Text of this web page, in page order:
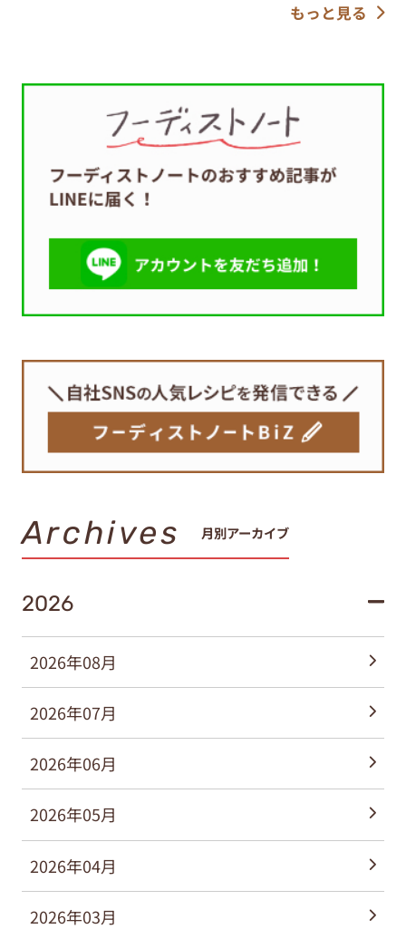
もっと見る
Archives 月別アーカイブ
2026
2026年08月
2026年07月
2026年06月
2026年05月
2026年04月
2026年03月